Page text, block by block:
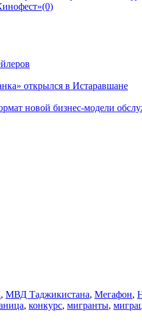
(0)
открылся в Истаравшане
новой бизнес-модели
, МВД Таджикистана, Мегафон,
, конкурс, мигранты,